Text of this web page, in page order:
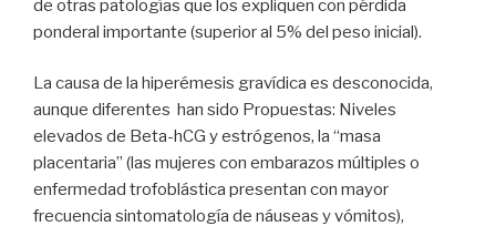
de otras patologías que los expliquen con pérdida
ponderal importante (superior al 5% del peso inicial).
La causa de la hiperémesis gravídica es desconocida,
aunque diferentes han sido Propuestas: Niveles
elevados de Beta-hCG y estrógenos, la “masa
placentaria” (las mujeres con embarazos múltiples o
enfermedad trofoblástica presentan con mayor
frecuencia sintomatología de náuseas y vómitos),